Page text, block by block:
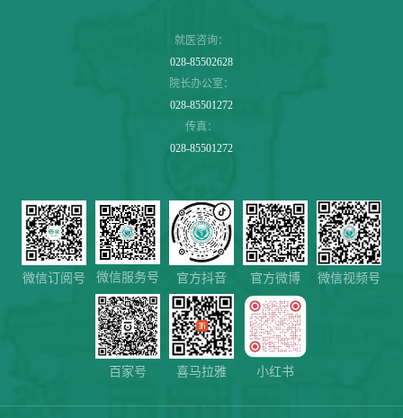
就医咨询：
028-85502628
院长办公室：
028-85501272
传真：
028-85501272
微信订阅号 微信服务号 官方抖音 官方微博 微信视频号
百家号 喜马拉雅 小红书